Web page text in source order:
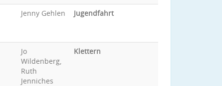
Jenny Gehlen Jugendfahrt
Jo
Wildenberg,
Ruth
Jenniches
Klettern